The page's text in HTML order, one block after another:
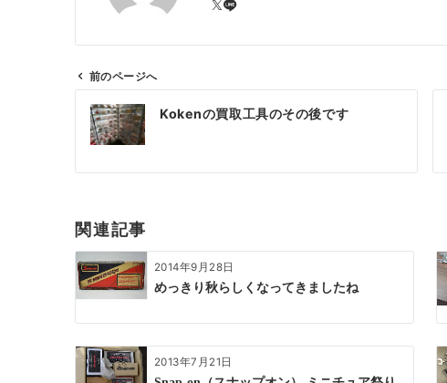
シ
ョ
ン
前のページへ
Kokenの買取工具のその後です
関連記事
2014年9月28日
めっきり秋らしくなってきましたね
2013年7月21日